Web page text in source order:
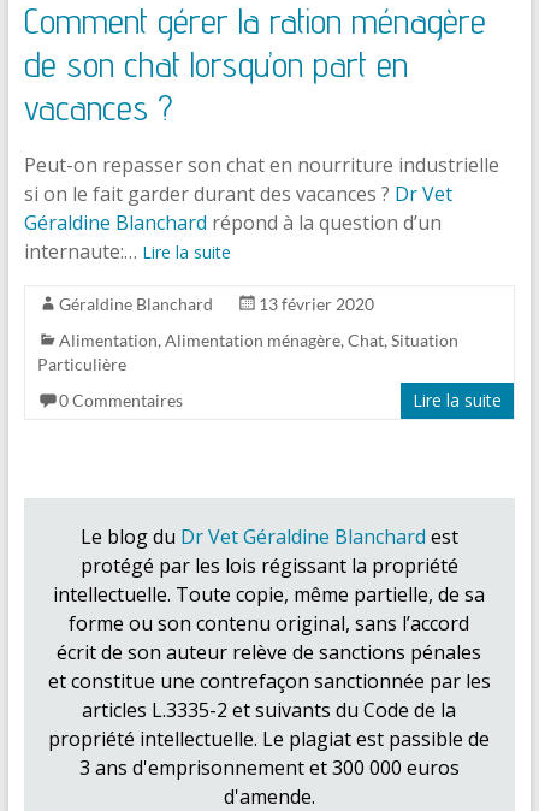
Comment gérer la ration ménagère
de son chat lorsqu’on part en
vacances ?
Peut-on repasser son chat en nourriture industrielle
si on le fait garder durant des vacances ? Dr Vet
Géraldine Blanchard répond à la question d’un
internaute:… Lire la suite
Géraldine Blanchard
13 février 2020
Alimentation, Alimentation ménagère, Chat, Situation
Particulière
0 Commentaires
Lire la suite
Le blog du Dr Vet Géraldine Blanchard est
protégé par les lois régissant la propriété
intellectuelle. Toute copie, même partielle, de sa
forme ou son contenu original, sans l’accord
écrit de son auteur relève de sanctions pénales
et constitue une contrefaçon sanctionnée par les
articles L.3335-2 et suivants du Code de la
propriété intellectuelle. Le plagiat est passible de
3 ans d'emprisonnement et 300 000 euros
d'amende.